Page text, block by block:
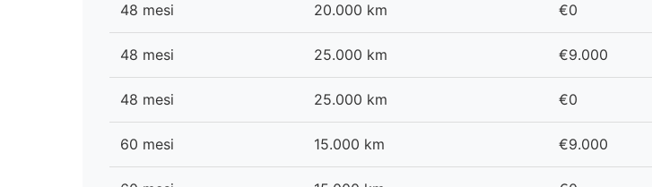
48 mesi 20.000 km €0
48 mesi 25.000 km €9.000
48 mesi 25.000 km €0
60 mesi 15.000 km €9.000